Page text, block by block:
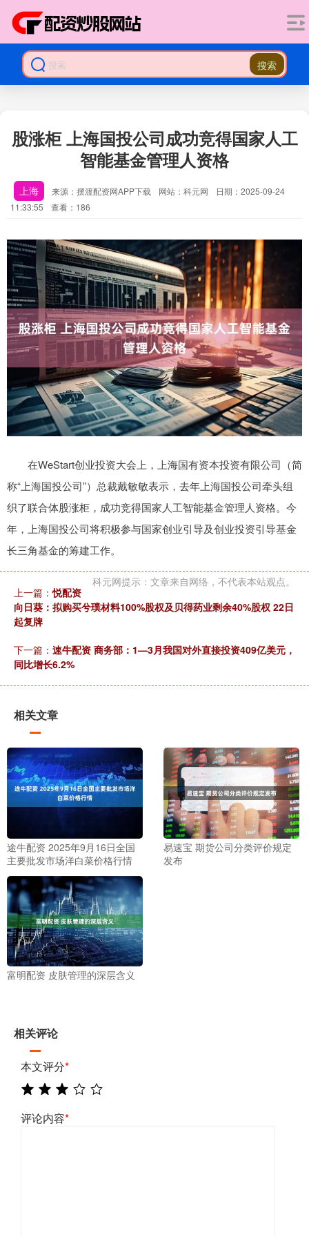
搜索
股涨柜 上海国投公司成功竞得国家人工
智能基金管理人资格
上海 来源：摆渡配资网APP下载 网站：科元网
日期：2025-09-24
11:33:55
查看：186
在WeStart创业投资大会上，上海国有资本投资有限公司（简
称“上海国投公司”）总裁戴敏敏表示，去年上海国投公司牵头组
织了联合体股涨柜，成功竞得国家人工智能基金管理人资格。今
年，上海国投公司将积极参与国家创业引导及创业投资引导基金
长三角基金的筹建工作。
科元网提示：文章来自网络，不代表本站观点。
上一篇：悦配资
向日葵：拟购买兮璞材料100%股权及贝得药业剩余40%股权 22日
起复牌
下一篇： 速牛配资 商务部：1—3月我国对外直接投资409亿美元，
同比增长6.2%
相关文章
途牛配资 2025年9月16日全国
主要批发市场洋白菜价格行情
易速宝 期货公司分类评价规定
发布
富明配资 皮肤管理的深层含义
相关评论
本文评分*
评论内容*